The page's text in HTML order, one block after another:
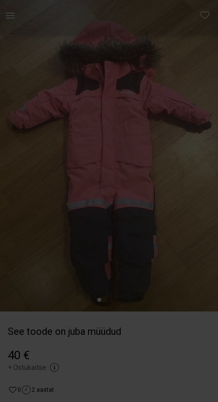
See toode on juba müüdud
40 €
+ Ostukaitse
0 2 aastat